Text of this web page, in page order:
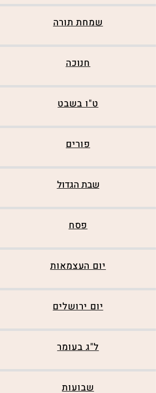
שמחת תורה
חנוכה
ט"ו בשבט
פורים
שבת הגדול
פסח
יום העצמאות
יום ירושלים
ל"ג בעומר
שבועות